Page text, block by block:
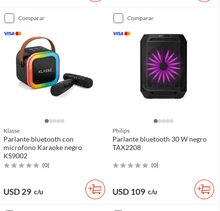
comparar
Klasse
Parlante bluetooth con
microfono Karaoke negro
KS9002
(0)
USD 29 c/u
comparar
Philips
Parlante bluetooth 30 W negro
TAX2208
(0)
USD 109 c/u